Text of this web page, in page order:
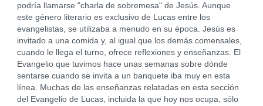
podría llamarse "charla de sobremesa" de Jesús. Aunque
este género literario es exclusivo de Lucas entre los
evangelistas, se utilizaba a menudo en su época. Jesús es
invitado a una comida y, al igual que los demás comensales,
cuando le llega el turno, ofrece reflexiones y enseñanzas. El
Evangelio que tuvimos hace unas semanas sobre dónde
sentarse cuando se invita a un banquete iba muy en esta
línea. Muchas de las enseñanzas relatadas en esta sección
del Evangelio de Lucas, incluida la que hoy nos ocupa, sólo